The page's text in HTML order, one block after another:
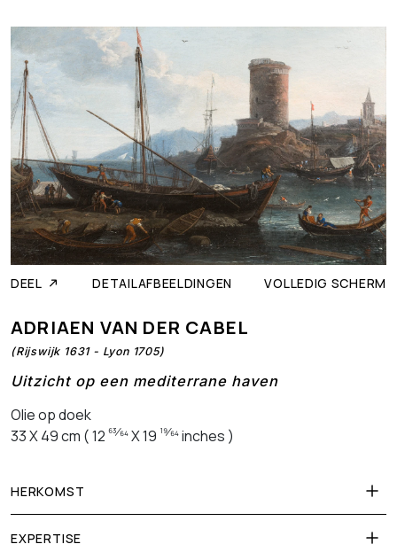
DEEL DETAILAFBEELDINGEN VOLLEDIG SCHERM
ADRIAEN VAN DER CABEL
(Rijswijk 1631 - Lyon 1705)
Uitzicht op een mediterrane haven
Olie op doek
33 X 49 cm ( 12 63⁄64X 19 19⁄64inches )
HERKOMST
EXPERTISE